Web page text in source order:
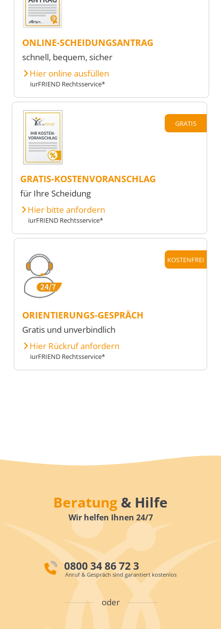
ONLINE-SCHEIDUNGSANTRAG
schnell, bequem, sicher
Hier online ausfüllen
iurFRIEND Rechtsservice*
GRATIS
GRATIS-KOSTENVORANSCHLAG
für Ihre Scheidung
Hier bitte anfordern
iurFRIEND Rechtsservice*
KOSTENFREI
ORIENTIERUNGS-GESPRÄCH
Gratis und unverbindlich
Hier Rückruf anfordern
iurFRIEND Rechtsservice*
Beratung & Hilfe
Wir helfen Ihnen 24/7
0800 34 86 72 3
Anruf & Gespräch sind garantiert kostenlos
oder